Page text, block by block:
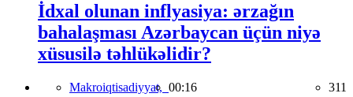
İdxal olunan inflyasiya: ərzağın
bahalaşması Azərbaycan üçün niyə
xüsusilə təhlükəlidir?
Makroiqtisadiyyat, 00:16 311